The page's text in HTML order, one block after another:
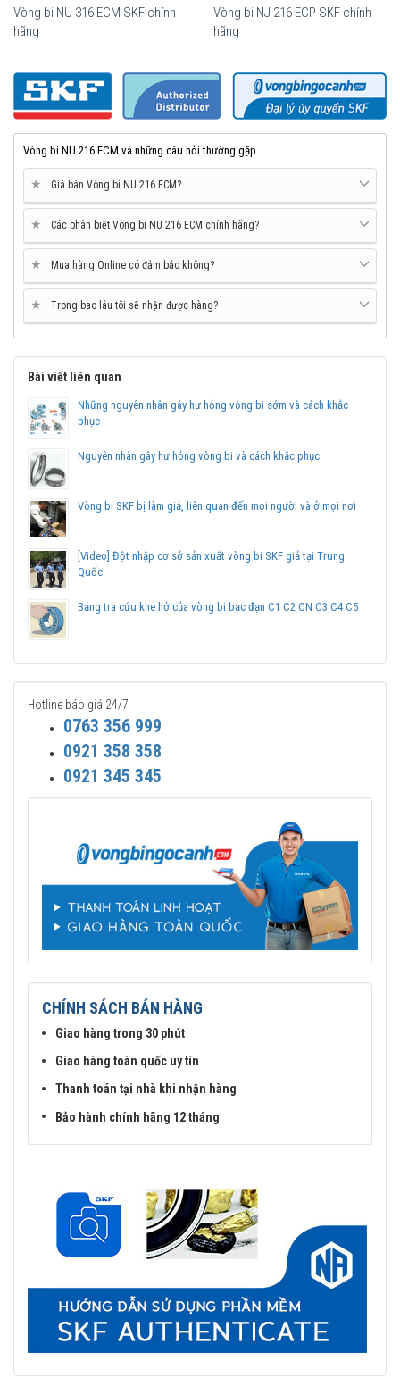
Vòng bi SKF NU 216 ECM chính hãng, phân phối bởi Vòng bi Ngọc
Anh - Đại lý uỷ quyền SKF.
sản phẩm chính hãng.
Mua vòng bi bạc đạn SKF NU 216 ECM chính hãng ở
đâu uy tín?
Vòng bi Ngọc Anh là
Chuyên phân phối các sản phẩm SKF chính hãng, giá cạnh
tranh, Giao hàng toàn quốc.
Liên hệ với
Vòng bi Ngọc Anh để có báo giá tốt nhất vòng
bi SKF NU 216 ECM chính hãng.
Vòng bi NU 316 ECM SKF chính
hãng
Vòng bi NJ 216 ECP SKF chính
hãng
Vòng bi NU 216 ECM và những câu hỏi thường gặp
★ Giá bán Vòng bi NU 216 ECM?
★ Các phân biệt Vòng bi NU 216 ECM chính hãng?
★ Mua hàng Online có đảm bảo không?
★ Trong bao lâu tôi sẽ nhận được hàng?
Bài viết liên quan
Những nguyên nhân gây hư hỏng vòng bi sớm và cách khắc
phục
Nguyên nhân gây hư hỏng vòng bi và cách khắc phục
Vòng bi SKF bị làm giả, liên quan đến mọi người và ở mọi nơi
[Video] Đột nhập cơ sở sản xuất vòng bi SKF giả tại Trung
Quốc
Bảng tra cứu khe hở của vòng bi bạc đạn C1 C2 CN C3 C4 C5
Hotline báo giá 24/7
0763 356 999
0921 358 358
0921 345 345
CHÍNH SÁCH BÁN HÀNG
Giao hàng trong 30 phút
Giao hàng toàn quốc uy tín
Thanh toán tại nhà khi nhận hàng
Bảo hành chính hãng 12 tháng